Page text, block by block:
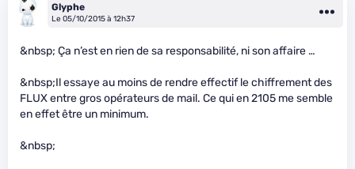
Glyphe
Le 05/10/2015 à 12h37
&nbsp; Ça n’est en rien de sa responsabilité, ni son affaire …
&nbsp;Il essaye au moins de rendre effectif le chiffrement des
FLUX entre gros opérateurs de mail. Ce qui en 2105 me semble
en effet être un minimum.
&nbsp;